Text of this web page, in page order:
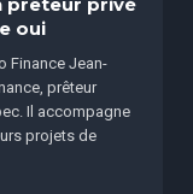
prêteur privé
oui
Finance Jean-
prêteur
Il accompagne
projets de